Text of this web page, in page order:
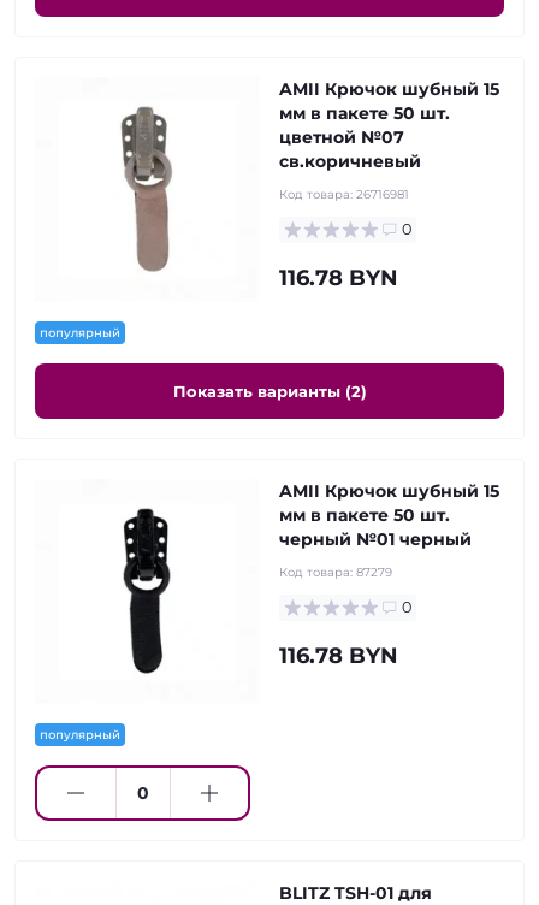
популярный
AMII Крючок шубный 15
мм в пакете 50 шт.
цветной №07
св.коричневый
Код товара: 26716981
0
116.78 BYN
Показать варианты (2)
популярный
AMII Крючок шубный 15
мм в пакете 50 шт.
черный №01 черный
Код товара: 87279
0
116.78 BYN
BLITZ TSH-01 для